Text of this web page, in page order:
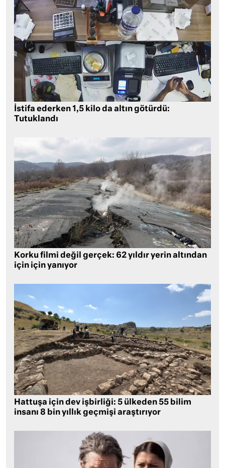
İstifa ederken 1,5 kilo da altın götürdü:
Tutuklandı
Korku filmi değil gerçek: 62 yıldır yerin altından
için için yanıyor
Hattuşa için dev işbirliği: 5 ülkeden 55 bilim
insanı 8 bin yıllık geçmişi araştırıyor